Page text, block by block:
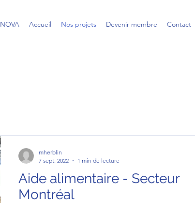
NOVA Accueil Nos projets Devenir membre Contact
Aide alimentaire - Secteur
Montréal
mherblin
7 sept. 2022
1 min de lecture